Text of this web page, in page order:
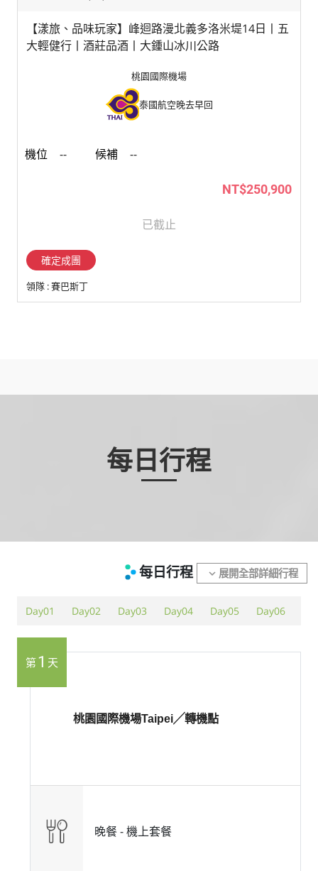
【漾旅、品味玩家】峰迴路漫北義多洛米堤14日丨五
大輕健行丨酒莊品酒丨大鍾山冰川公路
桃園國際機場
泰國航空晚去早回
-- --
NT$250,900
已截止
領隊 : 賽巴斯丁
每日行程
每日行程 expand_more 展開全部詳細行程
Day01 Day02 Day03 Day04 Day05 Day06
第1 天
桃園國際機場Taipei╱轉機點
晚餐 -機上套餐